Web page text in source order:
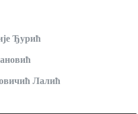
Ђурић
Лалић